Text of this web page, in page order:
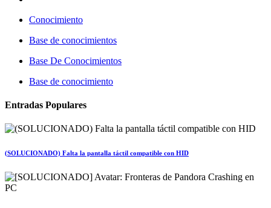
Conocimiento
Base de conocimientos
Base De Conocimientos
Base de conocimiento
Entradas Populares
(SOLUCIONADO) Falta la pantalla táctil compatible con HID